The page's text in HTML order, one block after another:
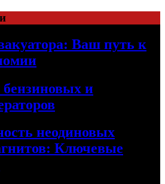
Ваш путь к
и
неодиновых
Ключевые